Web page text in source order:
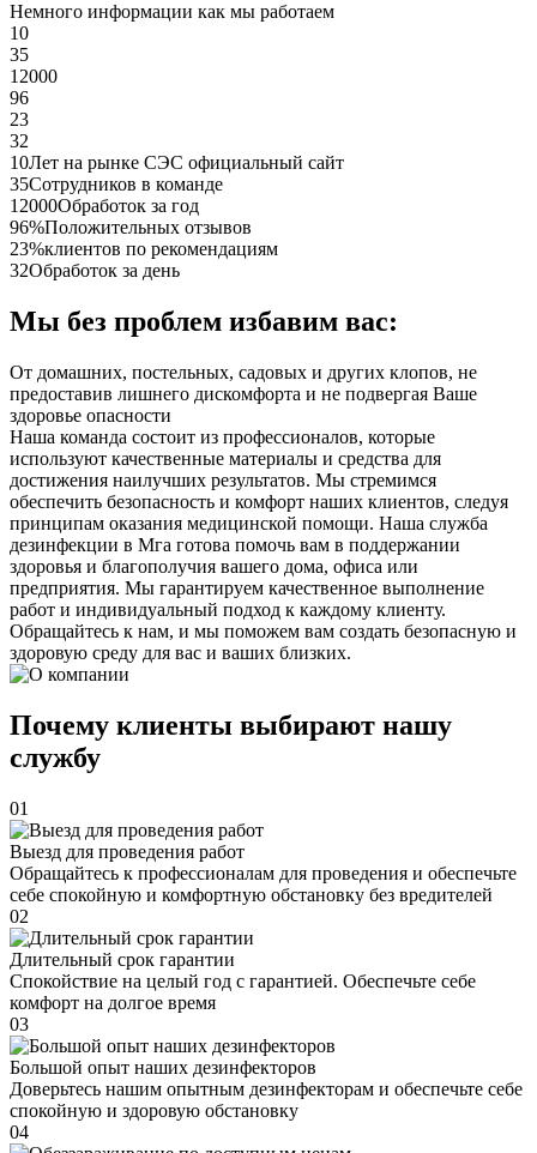
Немного информации как мы работаем
10
35
12000
96
23
32
10Лет на рынке СЭС официальный сайт
35Сотрудников в команде
12000Обработок за год
96%Положительных отзывов
23%клиентов по рекомендациям
32Обработок за день
Мы без проблем избавим вас:
От домашних, постельных, садовых и других клопов, не
предоставив лишнего дискомфорта и не подвергая Ваше
здоровье опасности
Наша команда состоит из профессионалов, которые
используют качественные материалы и средства для
достижения наилучших результатов. Мы стремимся
обеспечить безопасность и комфорт наших клиентов, следуя
принципам оказания медицинской помощи. Наша служба
дезинфекции в Мга готова помочь вам в поддержании
здоровья и благополучия вашего дома, офиса или
предприятия. Мы гарантируем качественное выполнение
работ и индивидуальный подход к каждому клиенту.
Обращайтесь к нам, и мы поможем вам создать безопасную и
здоровую среду для вас и ваших близких.
Почему клиенты выбирают нашу
службу
01
Выезд для проведения работ
Обращайтесь к профессионалам для проведения и обеспечьте
себе спокойную и комфортную обстановку без вредителей
02
Длительный срок гарантии
Спокойствие на целый год с гарантией. Обеспечьте себе
комфорт на долгое время
03
Большой опыт наших дезинфекторов
Доверьтесь нашим опытным дезинфекторам и обеспечьте себе
спокойную и здоровую обстановку
04